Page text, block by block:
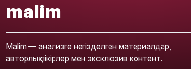
malim
Malim — анализге негізделген материалдар,
авторлық пікірлер мен эксклюзив контент.